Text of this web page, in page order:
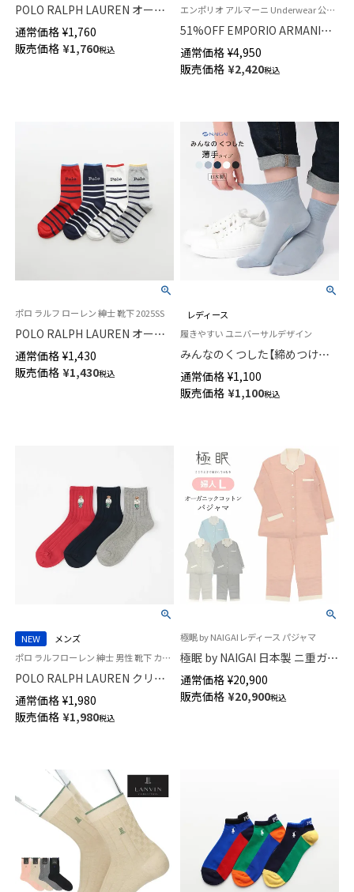
POLO RALPH LAUREN オーガ
ニックコットン混 フラッグミニ
ベア総柄 ポロベア スニーカー
丈 ソックス レディース
通常価格 ¥1,760
販売価格 ¥1,760税込
エンポリオ アルマーニ Underwear 公式オンラインショップ
51%OFF EMPORIO ARMANI
EAGLE LABEL イーグルラベル
オーガニックコットン ボクサー
パンツ 前閉じ EUサイズ メンズ
通常価格 ¥4,950
販売価格 ¥2,420税込
ポロ ラルフ ローレン 紳士 靴下 2025SS
POLO RALPH LAUREN オーガ
ニックコットン混 Poloロゴ ボ
ーダー ワンポイント刺しゅう
ショート丈 メンズ ソックス
通常価格 ¥1,430
販売価格 ¥1,430税込
レディース
履きやすい ユニバーサルデザイン
みんなのくつした【締めつけな
い靴下】 薄手 ハイゲージ 足口ふ
んわり オーガニックコットン混
クルー丈 ソックス レディース
通常価格 ¥1,100
販売価格 ¥1,100税込
NEW
メンズ
ポロ ラルフローレン 紳士 男性 靴下 カジュアル 2025FW
POLO RALPH LAUREN クリケ
ットベア ポロベア オーガニッ
クコットン混 日本製 ショート
丈 カジュアル ソックス メンズ
通常価格 ¥1,980
販売価格 ¥1,980税込
極眠 by NAIGAIレディース パジャマ
極眠 by NAIGAI 日本製 ニ重ガー
ゼ オーガニックコットン使用
パジャマ 前開き 長袖 長丈パン
ツ【Lサイズ】 レディース
通常価格 ¥20,900
販売価格 ¥20,900税込